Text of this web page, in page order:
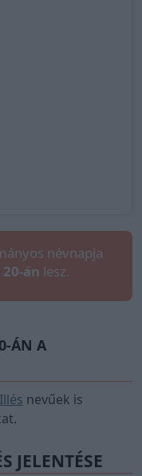
névnapja
án lesz.
ÁN A
Illés nevűek is
JELENTÉSE